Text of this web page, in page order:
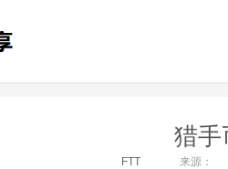
猎手
FTT 来源：